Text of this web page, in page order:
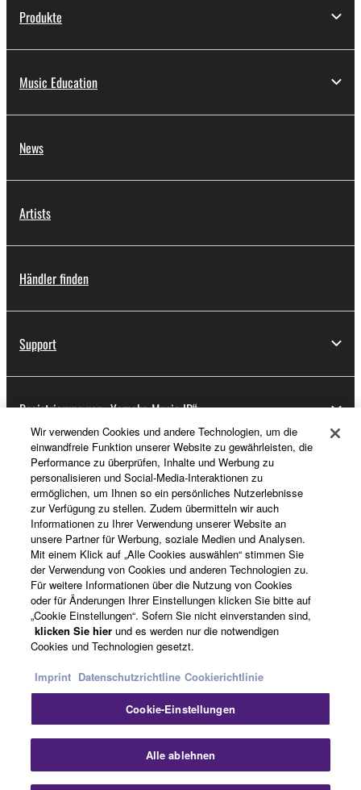
Produkte
Music Education
News
Artists
Händler finden
Support
Registrierung von „Yamaha Music ID“
Über Yamaha
Deutschland - German
Business
KontaktNutzungsbedingungenDatenschutzerklärung
CookierichtlinieImpressum
© Yamaha Corporation.
Wir verwenden Cookies und andere Technologien, um die
einwandfreie Funktion unserer Website zu gewährleisten, die
Performance zu überprüfen, Inhalte und Werbung zu
personalisieren und Social-Media-Interaktionen zu
ermöglichen, um Ihnen so ein persönliches Nutzerlebnisse
zur Verfügung zu stellen. Zudem übermitteln wir auch
Informationen zu Ihrer Verwendung unserer Website an
unsere Partner für Werbung, soziale Medien und Analysen.
Mit einem Klick auf „Alle Cookies auswählen“ stimmen Sie
der Verwendung von Cookies und anderen Technologien zu.
Für weitere Informationen über die Nutzung von Cookies
oder für Änderungen Ihrer Einstellungen klicken Sie bitte auf
„Cookie Einstellungen“. Sofern Sie nicht einverstanden sind,
klicken Sie hier und es werden nur die notwendigen
Cookies und Technologien gesetzt.
Imprint Datenschutzrichtline Cookierichtlinie
Cookie-Einstellungen
Alle ablehnen